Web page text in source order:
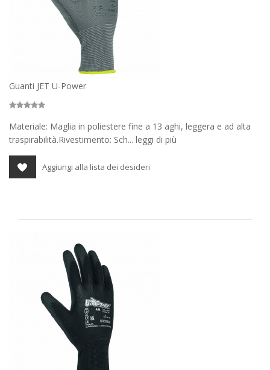
Guanti JET U-Power
Materiale: Maglia in poliestere fine a 13 aghi, leggera e ad alta
traspirabilità.Rivestimento: Sch... leggi di più
Aggiungi alla lista dei desideri